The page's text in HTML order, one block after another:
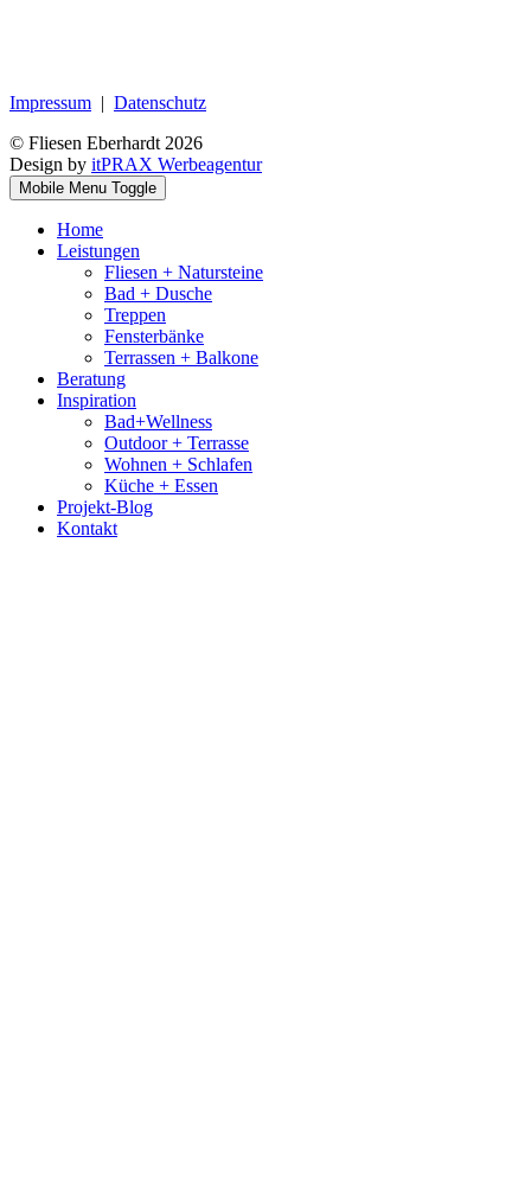
Impressum | Datenschutz
© Fliesen Eberhardt 2026
Design by itPRAX Werbeagentur
Mobile Menu Toggle
Home
Leistungen
Fliesen + Natursteine
Bad + Dusche
Treppen
Fensterbänke
Terrassen + Balkone
Beratung
Inspiration
Bad+Wellness
Outdoor + Terrasse
Wohnen + Schlafen
Küche + Essen
Projekt-Blog
Kontakt